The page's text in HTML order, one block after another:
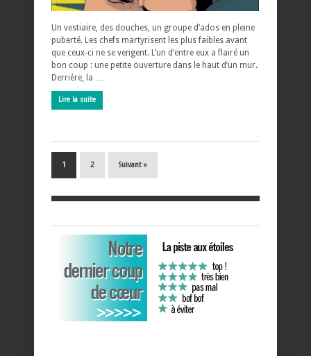
Un vestiaire, des douches, un groupe d’ados en pleine
puberté. Les chefs martyrisent les plus faibles avant
que ceux-ci ne se vengent. L’un d’entre eux a flairé un
bon coup : une petite ouverture dans le haut d’un mur.
Derrière, la …
Lire la suite
1 2 Suivant »